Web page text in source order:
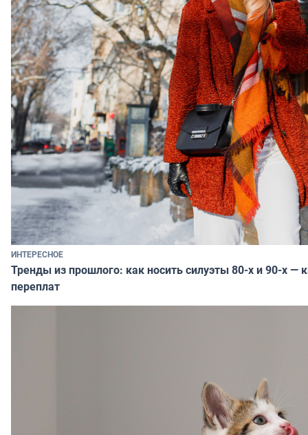
ИНТЕРЕСНОЕ
Тренды из прошлого: как носить силуэты 80-х и 90-х —
переплат